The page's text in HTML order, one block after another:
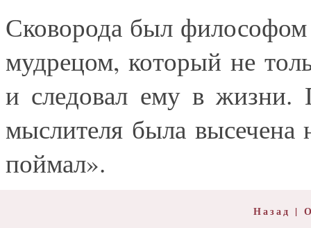
Сковорода был
мудрецом, который не
и следовал ему в жизни.
мыслителя была
поймал».
Назад |